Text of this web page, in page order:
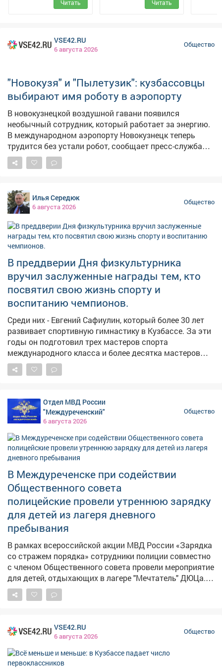
Читать Читать
VSE42.RU
6 августа 2026
Общество
"Новокузя" и "Пылетузик": кузбассовцы
выбирают имя роботу в аэропорту
В новокузнецкой воздушной гавани появился
необычный сотрудник, который работает за энергию.
В международном аэропорту Новокузнецк теперь
трудится без устали робот, сообщает пресс-служба
аэрогавани. Инновационный работник
самостоятельно чистит пол. – Он внимательно следит
аккуратно объезжает, а если путь занят, остановится
и подождёт. Перед началом уборки обязательно
предупредит пассажиров, чтобы всем было
комфортно, – сказали в аэропорту. Кузбассовцам
предложено выбрать имя для роботизированного
трудяги: варианты принимаются до 10 августа в
породили десятки идей. Среди них "АэроКузя",
"Новокузя", "Робочист", "Пылетузик", "Мойша",Р. У. А. Н.
(робот-уборщик аэропорта Новокузнецк), "Робби" и
другие.
Илья Середюк
6 августа 2026
Общество
В преддверии Дня физкультурника
вручил заслуженные награды тем, кто
посвятил свою жизнь спорту и
воспитанию чемпионов.
Среди них - Евгений Сафиулин, который более 30 лет
развивает спортивную гимнастику в Кузбассе. За эти
годы он подготовил трех мастеров спорта
международного класса и более десятка мастеров
спорта России, а сегодня - руководит крупнейшей в
стране школой гимнастики. Более полувека посвятил
кузбасская школа тяжелой атлетики воспитала
чемпионов мира и Европы, а в 2020 году была
признана лучшей спортивной школой России. В
млн человек. Во многом это результат системной
работы наших тренеров, преподавателей,
инструкторов и всех, кто каждый день помогает
людям выбирать активный и здоровый образ жизни.
Поздравляю всех работников отрасли с наступающим
Днем физкультурника! Спасибо за преданность
своему делу и за ваши победы!
Отдел МВД России
"Междуреченский"
6 августа 2026
Общество
В Междуреченске при содействии
Общественного совета
полицейские провели утреннюю зарядку
для детей из лагеря дневного
пребывания
В рамках всероссийской акции МВД России «Зарядка
со стражем порядка» сотрудники полиции совместно
с членом Общественного совета провели мероприятие
для детей, отдыхающих в лагере "Мечтатель" ДЮЦа. В
начале мероприятия инспектор отдела по делам
несовершеннолетних Отдела МВД России
главного ресурса человека, основы для успешной
учёбы, карьеры и счастливой жизни. Она рассказала о
необходимости начинать утро с зарядки, которая не
только поддерживает жизненный тонус и энергию в
VSE42.RU
6 августа 2026
Общество